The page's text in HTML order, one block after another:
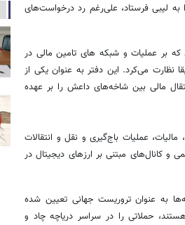
لیبی فرستاد، علی‌رغم رد درخواست‌های
بر عملیات و شبکه های تامین مالی در
نظارت می‌کرد. این دفتر به عنوان یکی از
مالی بین شاخه‌های داعش را بر عهده
عملیات باج‌گیری و نقل و انتقالات
کانال‌های مبتنی بر ارزهای دیجیتال در
نقشش در این شبکه‌ها به عنوان تروریست جهانی تعیین شده
حملاتی را در سراسر دریاچه چاد و